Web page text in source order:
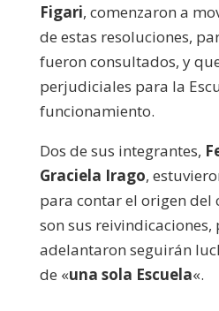
Figari, comenzaron a
de estas resoluciones,
fueron consultados, y
perjudiciales para la
funcionamiento.
Dos de sus integrantes,
Graciela Irago,
para contar el origen del
son sus reivindicaciones,
adelantaron seguirán
de «una sola Escuela«.